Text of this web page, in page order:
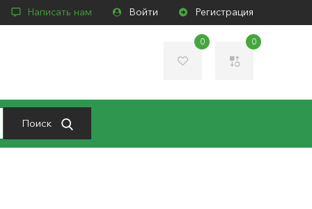
Написать нам Войти Регистрация
0 0
Поиск